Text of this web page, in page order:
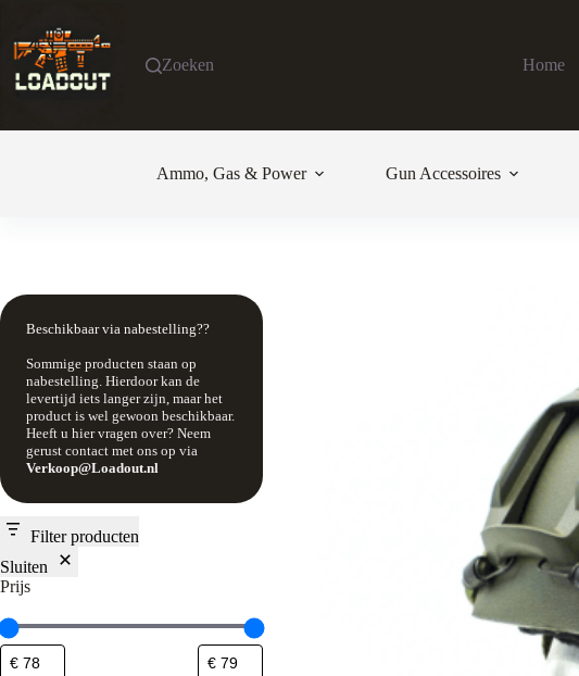
de
inhoud
Zoeken Home
Ammo, Gas & Power Gun Accessoires
Beschikbaar via nabestelling??
Sommige producten staan op
nabestelling. Hierdoor kan de
levertijd iets langer zijn, maar het
product is wel gewoon beschikbaar.
Heeft u hier vragen over? Neem
gerust contact met ons op via
Verkoop@Loadout.nl
Filter producten
Sluiten
Prijs